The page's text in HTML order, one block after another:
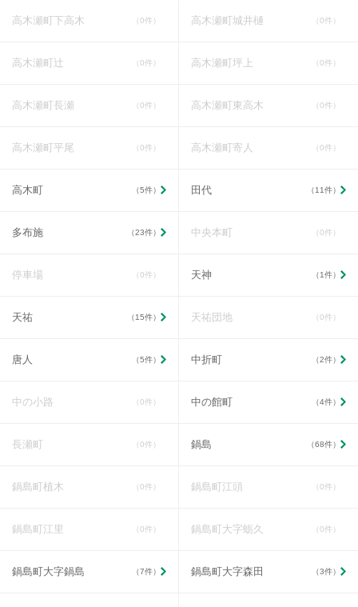
高木瀬町下高木 （0件） 高木瀬町城井樋 （0件）
高木瀬町辻 （0件） 高木瀬町坪上 （0件）
高木瀬町長瀬 （0件） 高木瀬町東高木 （0件）
高木瀬町平尾 （0件） 高木瀬町寄人 （0件）
高木町 （5件） 田代 （11件）
多布施 （23件） 中央本町 （0件）
停車場 （0件） 天神 （1件）
天祐 （15件） 天祐団地 （0件）
唐人 （5件） 中折町 （2件）
中の小路 （0件） 中の館町 （4件）
長瀬町 （0件） 鍋島 （68件）
鍋島町植木 （0件） 鍋島町江頭 （0件）
鍋島町江里 （0件） 鍋島町大字蛎久 （0件）
鍋島町大字鍋島 （7件） 鍋島町大字森田 （3件）